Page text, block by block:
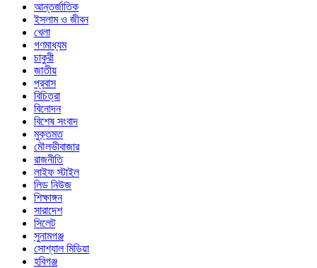
আন্তর্জাতিক
ইসলাম ও জীবন
খেলা
গণমাধ্যম
চাকুরী
জাতীয়
প্রবাস
বিচিত্রা
বিনোদন
বিশেষ সংবাদ
মুক্তমত
মৌলভীবাজার
রাজনীতি
লাইফ স্টাইল
লিড নিউজ
শিক্ষাঙ্গন
সারাদেশ
সিলেট
সুনামগঞ্জ
সোশ্যাল মিডিয়া
হবিগঞ্জ